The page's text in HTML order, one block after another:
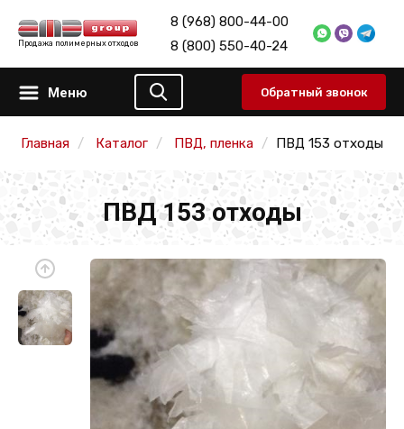
Продажа полимерных отходов
8 (968) 800-44-00
8 (800) 550-40-24
Меню Обратный звонок
Главная Каталог ПВД, пленка ПВД 153 отходы
ПВД 153 отходы